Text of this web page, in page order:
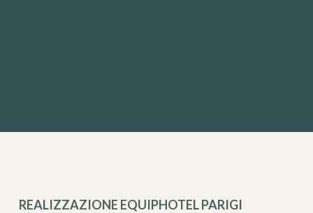
REALIZZAZIONE EQUIPHOTEL PARIGI